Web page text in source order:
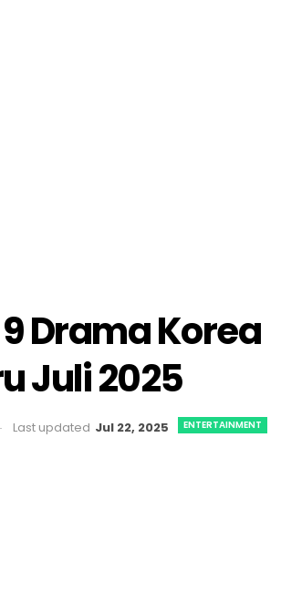
Drama Korea
Juli 2025
ENTERTAINMENT
Last updated Jul 22, 2025